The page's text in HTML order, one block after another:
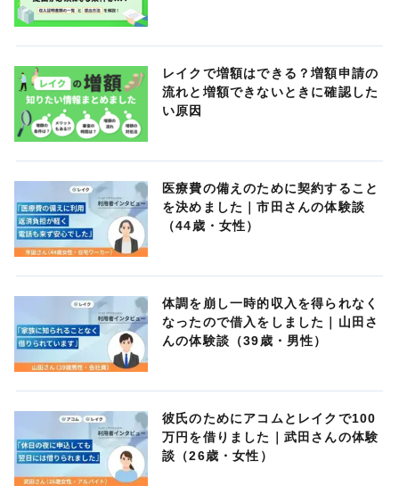
レイクで増額はできる？増額申請の
流れと増額できないときに確認した
い原因
医療費の備えのために契約すること
を決めました｜市田さんの体験談
（44歳・女性）
体調を崩し一時的収入を得られなく
なったので借入をしました｜山田さ
んの体験談（39歳・男性）
彼氏のためにアコムとレイクで100
万円を借りました｜武田さんの体験
談（26歳・女性）